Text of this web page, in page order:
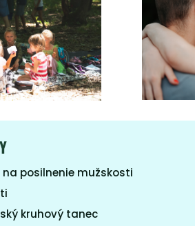
posilnenie mužskosti
kruhový tanec